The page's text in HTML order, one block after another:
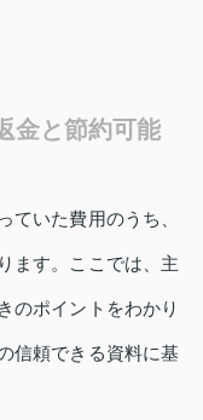
金と節約可能
ていた費用のうち、
ます。ここでは、主
のポイントをわかり
信頼できる資料に基